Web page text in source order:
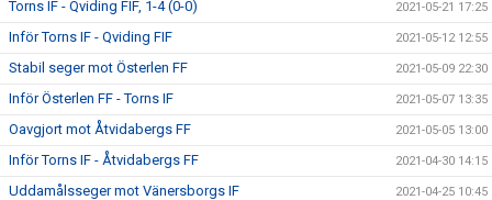
Torns IF - Qviding FIF, 1-4 (0-0) 2021-05-21 17:25
Inför Torns IF - Qviding FIF 2021-05-12 12:55
Stabil seger mot Österlen FF 2021-05-09 22:30
Inför Österlen FF - Torns IF 2021-05-07 13:35
Oavgjort mot Åtvidabergs FF 2021-05-05 13:00
Inför Torns IF - Åtvidabergs FF 2021-04-30 14:15
Uddamålsseger mot Vänersborgs IF 2021-04-25 10:45